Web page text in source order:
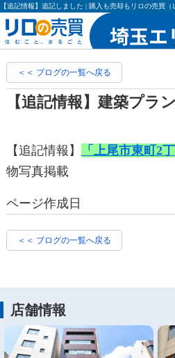
【追記情報】追記しました | 購入も売却もリロの売買（
＜＜ ブログの一覧へ戻る
【追記情報】建築プラ
【追記情報】 「上尾市東町2丁
物写真掲載
ページ作成日
＜＜ ブログの一覧へ戻る
店舗情報